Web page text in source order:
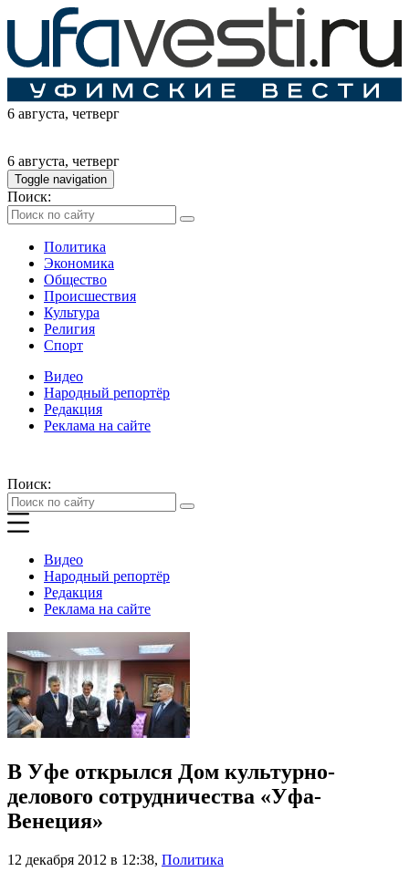
6 августа, четверг
6 августа, четверг
Toggle navigation
Поиск:
Политика
Экономика
Общество
Происшествия
Культура
Религия
Спорт
Видео
Народный репортёр
Редакция
Реклама на сайте
Поиск:
Видео
Народный репортёр
Редакция
Реклама на сайте
В Уфе открылся Дом культурно-
делового сотрудничества «Уфа-
Венеция»
12 декабря 2012 в 12:38, Политика